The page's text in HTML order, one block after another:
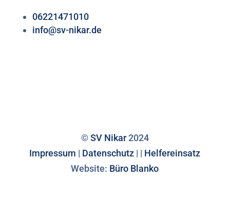
06221471010
info@sv-nikar.de
©SV Nikar2024
Impressum | Datenschutz | | Helfereinsatz
Website: Büro Blanko